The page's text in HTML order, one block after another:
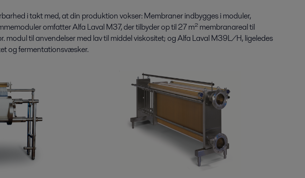
i takt med, at din produktion vokser: Membraner indbygges i moduler,
omfatter Alfa Laval M37, der tilbyder op til 27 m² membranareal til
til anvendelser med lav til middel viskositet; og Alfa Laval M39L/H, ligeledes
og fermentationsvæsker.